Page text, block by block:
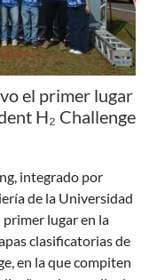
el primer lugar
H₂ Challenge
integrado por
de la Universidad
lugar en la
clasificatorias de
en la que compiten